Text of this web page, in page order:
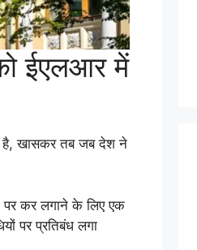
ईएलआर में
है, खासकर तब जब देश ने
पर कर लगाने के लिए एक
पर प्रतिबंध लगा